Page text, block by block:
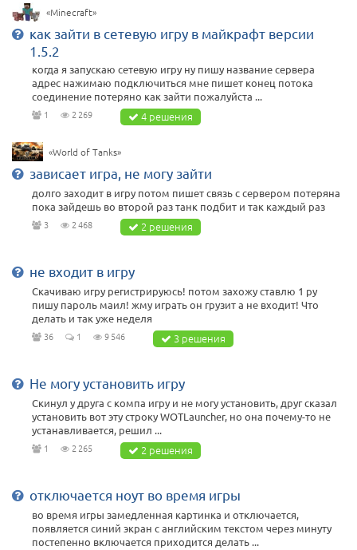
«Minecraft»
как зайти в сетевую игру в майкрафт версии
1.5.2
когда я запускаю сетевую игру ну пишу название сервера
адрес нажимаю подключиться мне пишет конец потока
соединение потеряно как зайти пожалуйста ...
1 2 269 4 решения
«World of Tanks»
зависает игра, не могу зайти
долго заходит в игру потом пишет связь с сервером потеряна
пока зайдешь во второй раз танк подбит и так каждый раз
3 2 468 2 решения
не входит в игру
Скачиваю игру регистрируюсь! потом захожу ставлю 1 ру
пишу пароль маил! жму играть он грузит а не входит! Что
делать и так уже неделя
36 1 9 546 3 решения
Не могу установить игру
Скинул у друга с компа игру и не могу установить, друг сказал
установить вот эту строку WOTLauncher, но она почему-то не
устанавливается, решил ...
1 2 265 2 решения
отключается ноут во время игры
во время игры замедленная картинка и отключается,
появляется синий экран с английским текстом через минуту
постепенно включается приходится делать ...